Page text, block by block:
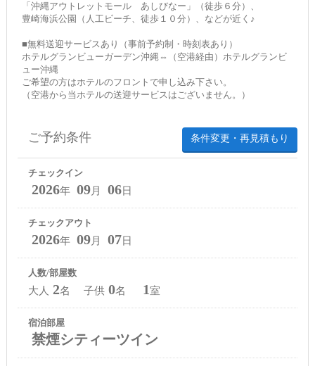
「沖縄アウトレットモール あしびなー」（徒歩６分）、
豊崎海浜公園（人工ビーチ、徒歩１０分）、などが近く♪
■無料送迎サービスあり（事前予約制・時刻表あり）
ホテルグランビューガーデン沖縄⇔（空港経由）ホテルグランビ
ュー沖縄
ご希望の方はホテルのフロントで申し込み下さい。
（空港から当ホテルの送迎サービスはございません。）
条件変更・再見積もり
ご予約条件
チェックイン
2026年 09月 06日
チェックアウト
2026年 09月 07日
人数/部屋数
大人 2名 子供 0名 1室
宿泊部屋
禁煙シティーツイン